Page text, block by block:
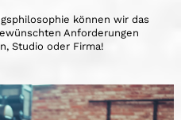
können wir das
Anforderungen
Studio oder Firma!